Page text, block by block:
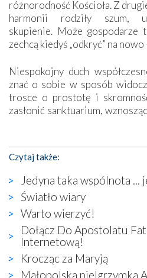
różnorodność Kościoła. Z
harmonii rodziły szum,
skupienie. Może gospodarze
zechcą kiedyś „odkryć” na nowo
Niespokojny duch
znać o sobie w sposób
trosce o prostotę i
zasłonić sanktuarium,
katolickiego kultu. Tylko
autentyczną wiarą mogą mieć
kaplice, w których
skrzynkę na narzędzia? Albo
tuż przy nowej bazylice
zamiast Chrystusa
wyjętą ze starożytnych
kontekście naszych czasów to
wizerunek Zbawiciela…
Zatem nawet w
naocznie przekonaliśmy się,
Czytaj także:
Jedyna taka wspólnota ...
Światło wiary
Warto wierzyć!
Dołącz Do Apostolatu
Internetową!
Krocząc za Maryją
Małopolska pielgrzymka